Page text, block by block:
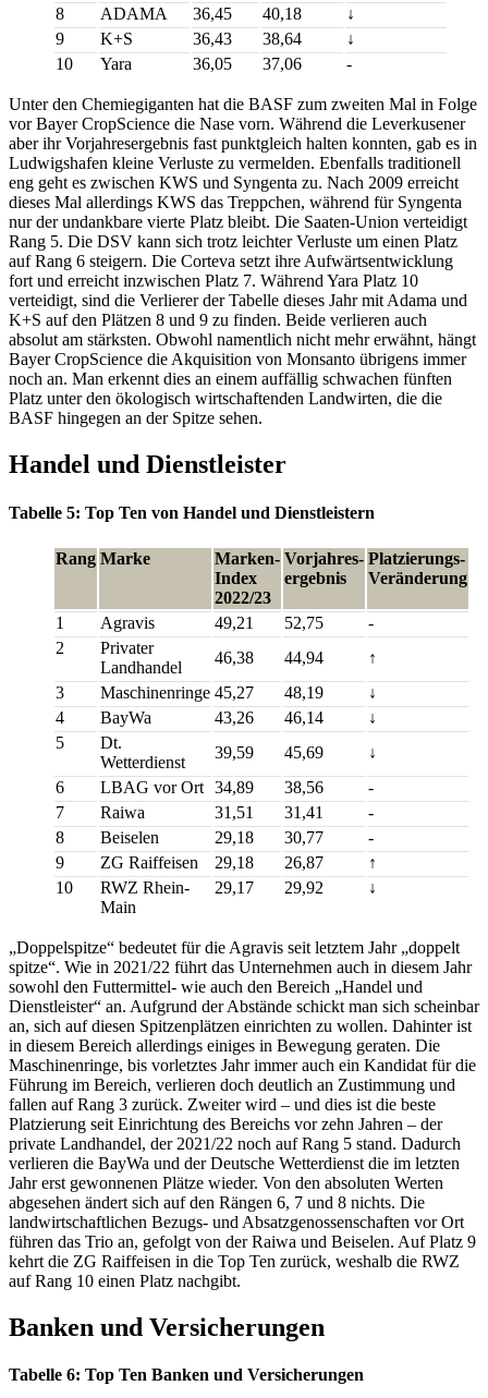
8
ADAMA 36,45 40,18
↓
9
K+S 36,43 38,64
↓
10
Yara 36,05 37,06 -
Unter den Chemiegiganten hat die BASF zum zweiten Mal in Folge
vor Bayer CropScience die Nase vorn. Während die Leverkusener
aber ihr Vorjahresergebnis fast punktgleich halten konnten, gab es in
Ludwigshafen kleine Verluste zu vermelden. Ebenfalls traditionell
eng geht es zwischen KWS und Syngenta zu. Nach 2009 erreicht
dieses Mal allerdings KWS das Treppchen, während für Syngenta
nur der undankbare vierte Platz bleibt. Die Saaten-Union verteidigt
Rang 5. Die DSV kann sich trotz leichter Verluste um einen Platz
auf Rang 6 steigern. Die Corteva setzt ihre Aufwärtsentwicklung
fort und erreicht inzwischen Platz 7. Während Yara Platz 10
verteidigt, sind die Verlierer der Tabelle dieses Jahr mit Adama und
K+S auf den Plätzen 8 und 9 zu finden. Beide verlieren auch
absolut am stärksten. Obwohl namentlich nicht mehr erwähnt, hängt
Bayer CropScience die Akquisition von Monsanto übrigens immer
noch an. Man erkennt dies an einem auffällig schwachen fünften
Platz unter den ökologisch wirtschaftenden Landwirten, die die
BASF hingegen an der Spitze sehen.
Handel und Dienstleister
Tabelle 5: Top Ten von Handel und Dienstleistern
Rang Marke
Marken-
Index
2022/23
Vorjahres-
ergebnis
Platzierungs-
Veränderung
1 Agravis 49,21 52,75
-
2
Privater
Landhandel
46,38 44,94
↑
3
Maschinenringe 45,27 48,19
↓
4
BayWa 43,26 46,14
↓
5
Dt.
Wetterdienst
39,59 45,69
↓
6
LBAG vor Ort 34,89 38,56
-
7
Raiwa 31,51 31,41
-
8
Beiselen 29,18 30,77
-
9
ZG Raiffeisen 29,18 26,87
↑
10
RWZ Rhein-
Main
29,17 29,92 ↓
„Doppelspitze“ bedeutet für die Agravis seit letztem Jahr „doppelt
spitze“. Wie in 2021/22 führt das Unternehmen auch in diesem Jahr
sowohl den Futtermittel- wie auch den Bereich „Handel und
Dienstleister“ an. Aufgrund der Abstände schickt man sich scheinbar
an, sich auf diesen Spitzenplätzen einrichten zu wollen. Dahinter ist
in diesem Bereich allerdings einiges in Bewegung geraten. Die
Maschinenringe, bis vorletztes Jahr immer auch ein Kandidat für die
Führung im Bereich, verlieren doch deutlich an Zustimmung und
fallen auf Rang 3 zurück. Zweiter wird – und dies ist die beste
Platzierung seit Einrichtung des Bereichs vor zehn Jahren – der
private Landhandel, der 2021/22 noch auf Rang 5 stand. Dadurch
verlieren die BayWa und der Deutsche Wetterdienst die im letzten
Jahr erst gewonnenen Plätze wieder. Von den absoluten Werten
abgesehen ändert sich auf den Rängen 6, 7 und 8 nichts. Die
landwirtschaftlichen Bezugs- und Absatzgenossenschaften vor Ort
führen das Trio an, gefolgt von der Raiwa und Beiselen. Auf Platz 9
kehrt die ZG Raiffeisen in die Top Ten zurück, weshalb die RWZ
auf Rang 10 einen Platz nachgibt.
Banken und Versicherungen
Tabelle 6: Top Ten Banken und Versicherungen